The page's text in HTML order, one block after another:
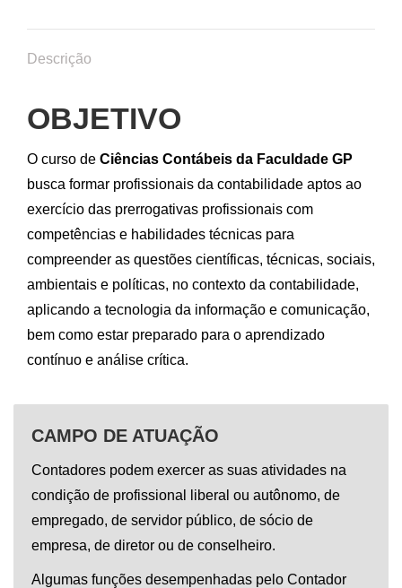
Descrição
OBJETIVO
O curso de Ciências Contábeis da Faculdade GP
busca formar profissionais da contabilidade aptos ao
exercício das prerrogativas profissionais com
competências e habilidades técnicas para
compreender as questões científicas, técnicas, sociais,
ambientais e políticas, no contexto da contabilidade,
aplicando a tecnologia da informação e comunicação,
bem como estar preparado para o aprendizado
contínuo e análise crítica.
CAMPO DE ATUAÇÃO
Contadores podem exercer as suas atividades na
condição de profissional liberal ou autônomo, de
empregado, de servidor público, de sócio de
empresa, de diretor ou de conselheiro.
Algumas funções desempenhadas pelo Contador